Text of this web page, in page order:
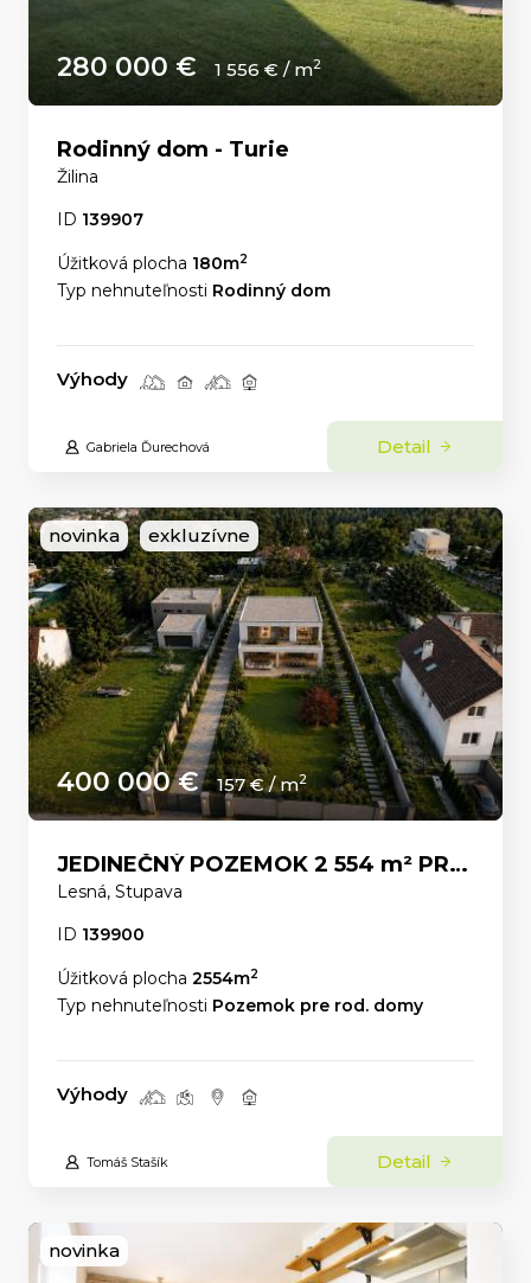
280 000 € 1 556 € / m2
Rodinný dom - Turie
Žilina
ID 139907
Úžitková plocha 180m2
Typ nehnuteľnosti Rodinný dom
Výhody
Gabriela Ďurechová Detail
novinka exkluzívne
400 000 € 157 € / m2
JEDINEČNÝ POZEMOK 2 554 m² PRE LUXUSNÉ RODINNÉ SÍDLO POD LESOM – Stupava ul.Lesná
Lesná, Stupava
ID 139900
Úžitková plocha 2554m2
Typ nehnuteľnosti Pozemok pre rod. domy
Výhody
Tomáš Stašík Detail
novinka